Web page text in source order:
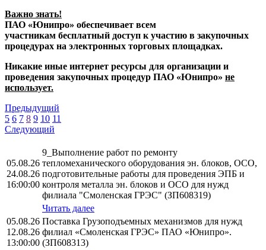
Важно знать!
ПАО «Юнипро» обеспечивает всем
участникам бесплатный доступ к участию в закупочных
процедурах на электронных торговых площадках.
Никакие иные интернет ресурсы для организации и
проведения закупочных процедур ПАО «Юнипро» не
использует.
Предыдущий
5 6 7 8 9 10 11
Следующий
05.08.26
24.08.26
16:00:00
9_Выполнение работ по ремонту
тепломеханического оборудования эн. блоков, ОСО,
подготовительные работы для проведения ЭПБ и
контроля металла эн. блоков и ОСО для нужд
филиала "Смоленская ГРЭС" (ЗП608319)
Читать далее
05.08.26
12.08.26
13:00:00
Поставка Грузоподъемных механизмов для нужд
филиал «Смоленская ГРЭС» ПАО «Юнипро».
(ЗП608313)